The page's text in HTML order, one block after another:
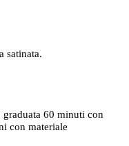
satinata.
60 minuti con
con materiale